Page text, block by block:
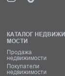
КАТАЛОГ НЕДВИЖИ
МОСТИ
Продажа
недвижимости
Покупатели
недвижимости